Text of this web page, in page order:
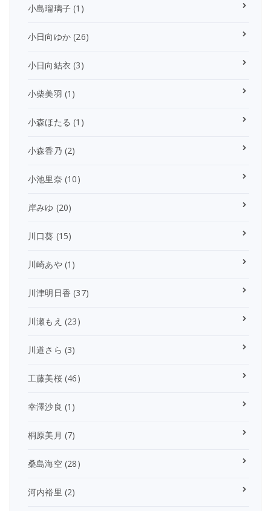
小島瑠璃子 (1)
小日向ゆか (26)
小日向結衣 (3)
小柴美羽 (1)
小森ほたる (1)
小森香乃 (2)
小池里奈 (10)
岸みゆ (20)
川口葵 (15)
川崎あや(1)
川津明日香 (37)
川瀬もえ (23)
川道さら (3)
工藤美桜(46)
幸澤沙良 (1)
桐原美月 (7)
桑島海空(28)
河内裕里 (2)